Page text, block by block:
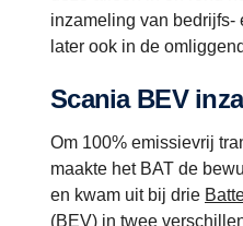
inzameling van bedrijfs-
later ook in de
Scania BEV
Om 100% emissievrij
maakte het BAT de
en kwam uit bij drie
(BEV) in twee